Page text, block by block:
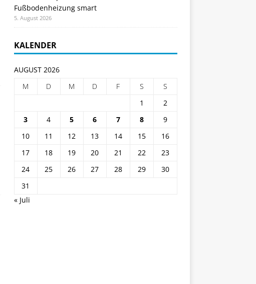
Fußbodenheizung smart
5. August 2026
KALENDER
AUGUST 2026
M
D M D F S
S
1
2
3
4 5 6 7 8
9
10
11 12 13 14 15
16
17
18 19 20 21 22
23
24
25 26 27 28 29
30
31
« Juli